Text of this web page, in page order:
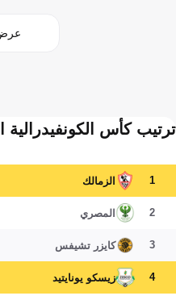
ترتيب كأس الكونفيدرالية
1 الزمالك
2 المصري
3 كايزر تشيفس
4 زيسكو يونايتيد